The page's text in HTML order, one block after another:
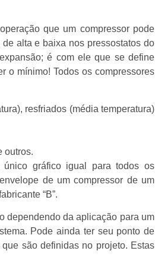
que um compressor pode
alta e baixa nos pressostatos do
é com ele que se define
o mínimo! Todos os compressores
resfriados (média temperatura)
outros.
gráfico igual para todos os
de um compressor de um
“B”.
dependendo da aplicação para um
Pode ainda ter seu ponto de
são definidas no projeto. Estas